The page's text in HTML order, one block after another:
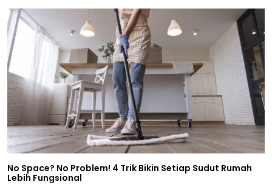
No Space? No Problem! 4 Trik Bikin Setiap Sudut Rumah
Lebih Fungsional